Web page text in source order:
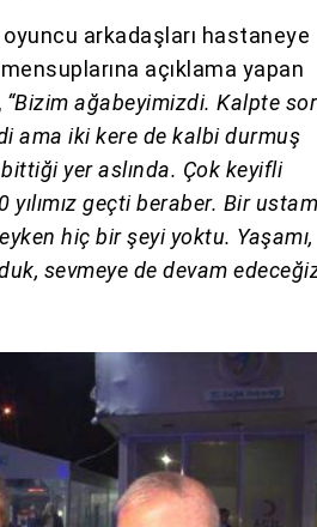
arkadaşları hastaneye
açıklama yapan
“Bizim ağabeyimizdi. Kalpte
ama iki kere de kalbi durmuş
yer aslında. Çok keyifli
geçti beraber. Bir
hiç bir şeyi yoktu. Yaşamı,
sevmeye de devam